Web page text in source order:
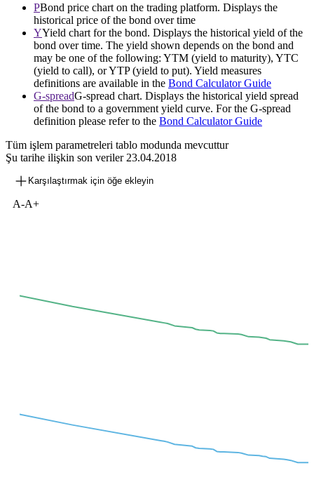
PBond price chart on the trading platform. Displays the
historical price of the bond over time
YYield chart for the bond. Displays the historical yield of the
bond over time. The yield shown depends on the bond and
may be one of the following: YTM (yield to maturity), YTC
(yield to call), or YTP (yield to put). Yield measures
definitions are available in the Bond Calculator Guide
G-spreadG-spread chart. Displays the historical yield spread
of the bond to a government yield curve. For the G-spread
definition please refer to the Bond Calculator Guide
Tüm işlem parametreleri tablo modunda mevcuttur
Şu tarihe ilişkin son veriler 23.04.2018
Karşılaştırmak için öğe ekleyin